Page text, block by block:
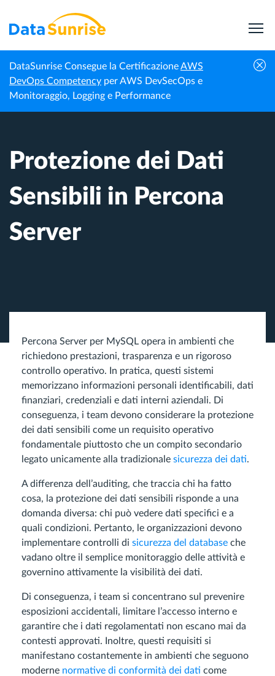
DataSunrise Consegue la CertificazioneAWS
DevOps Competency per AWS DevSecOps e
Monitoraggio, Logging e Performance
Homepage
Centro di
Conoscenza
Protezione dei Dati Sensibili in Percona
Protezione dei Dati
Sensibili in Percona
Server
Percona Server per MySQL opera in ambienti che
richiedono prestazioni, trasparenza e un rigoroso
controllo operativo. In pratica, questi sistemi
memorizzano informazioni personali identificabili, dati
finanziari, credenziali e dati interni aziendali. Di
conseguenza, i team devono considerare la protezione
dei dati sensibili come un requisito operativo
fondamentale piuttosto che un compito secondario
legato unicamente alla tradizionale sicurezza dei dati.
A differenza dell’auditing, che traccia chi ha fatto
cosa, la protezione dei dati sensibili risponde a una
domanda diversa: chi può vedere dati specifici e a
quali condizioni. Pertanto, le organizzazioni devono
implementare controlli di sicurezza del database che
vadano oltre il semplice monitoraggio delle attività e
governino attivamente la visibilità dei dati.
Di conseguenza, i team si concentrano sul prevenire
esposizioni accidentali, limitare l’accesso interno e
garantire che i dati regolamentati non escano mai da
contesti approvati. Inoltre, questi requisiti si
manifestano costantemente in ambienti che seguono
moderne normative di conformità dei dati come